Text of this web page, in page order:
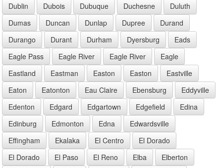
Dublin
Dubois Dubuque Duchesne
Duluth
Dumas
Duncan Dunlap Dupree
Durand
Durango
Durant Durham Dyersburg
Eads
Eagle Pass
Eagle River Eagle River
Eagle
Eastland
Eastman Easton Easton
Eastville
Eaton
Eatonton Eau Claire Ebensburg
Eddyville
Edenton
Edgard Edgartown Edgefield
Edina
Edinburg
Edmonton Edna
Edwardsville
Effingham
Ekalaka El Centro
El Dorado
El Dorado
El Paso El Reno Elba
Elberton